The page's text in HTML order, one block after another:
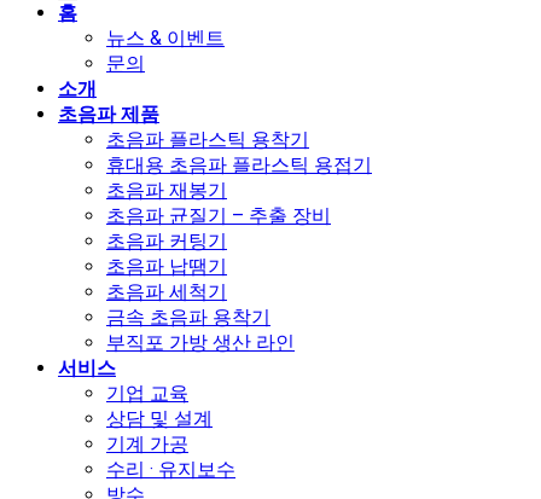
홈
뉴스 & 이벤트
문의
소개
초음파 제품
초음파 플라스틱 용착기
휴대용 초음파 플라스틱 용접기
초음파 재봉기
초음파 균질기 – 추출 장비
초음파 커팅기
초음파 납땜기
초음파 세척기
금속 초음파 용착기
부직포 가방 생산 라인
서비스
기업 교육
상담 및 설계
기계 가공
수리 · 유지보수